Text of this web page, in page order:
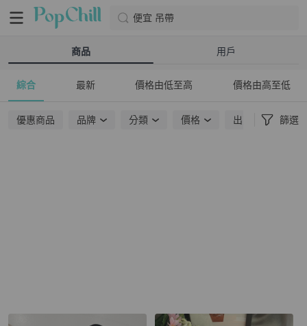
便宜 吊帶
商品 用戶
綜合 最新 價格由低至高 價格由高至低
優惠商品 品牌 分類 價格 出貨地點 篩選